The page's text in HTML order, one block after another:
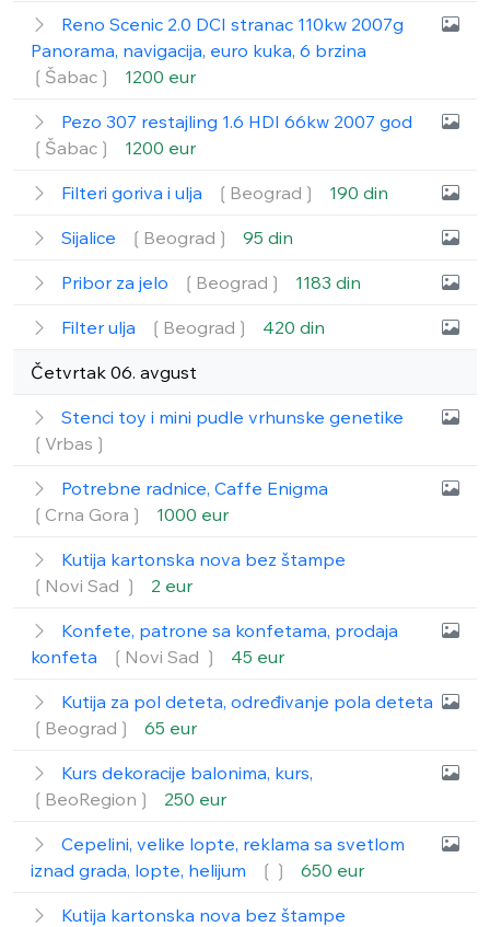
Reno Scenic 2.0 DCI stranac 110kw 2007g
Panorama, navigacija, euro kuka, 6 brzina
❲Šabac❳
1200 eur
Pezo 307 restajling 1.6 HDI 66kw 2007 god
❲Šabac❳
1200 eur
Filteri goriva i ulja ❲Beograd❳ 190 din
Sijalice ❲Beograd❳ 95 din
Pribor za jelo ❲Beograd❳ 1183 din
Filter ulja ❲Beograd❳ 420 din
Četvrtak 06. avgust
Stenci toy i mini pudle vrhunske genetike
❲Vrbas❳
Potrebne radnice, Caffe Enigma
❲Crna Gora❳
1000 eur
Kutija kartonska nova bez štampe
❲Novi Sad ❳
2 eur
Konfete, patrone sa konfetama, prodaja
konfeta
❲Novi Sad ❳ 45 eur
Kutija za pol deteta, određivanje pola deteta
❲Beograd❳
65 eur
Kurs dekoracije balonima, kurs,
❲BeoRegion❳
250 eur
Cepelini, velike lopte, reklama sa svetlom
iznad grada, lopte, helijum
❲❳ 650 eur
Kutija kartonska nova bez štampe